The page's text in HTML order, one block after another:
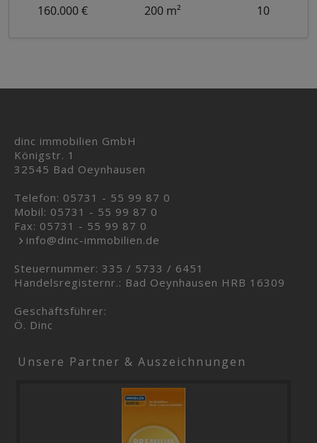
160.000 € 200 m² 10
dinc immobilien GmbH
Königstr. 1
32545 Bad Oeynhausen
Telefon: 05731 - 55 99 87 0
Mobil: 05731 - 55 99 87 0
Fax: 05731 - 55 99 87 0
info@dinc-immobilien.de
Steuernummer: 335 / 5733 / 6451
Handelsregisternr.: Bad Oeynhausen HRB 16309
Geschäftsführer:
Ö. Dinc
Unsere Partner & Auszeichnungen